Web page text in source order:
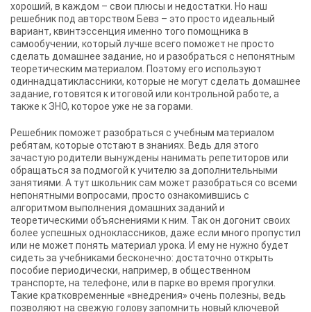
хороший, в каждом – свои плюсы и недостатки. Но наш
решебник под авторством Бевз – это просто идеальный
вариант, квинтэссенция именно того помощника в
самообучении, который лучше всего поможет не просто
сделать домашнее задание, но и разобраться с непонятным
теоретическим материалом. Поэтому его используют
одиннадцатиклассники, которые не могут сделать домашнее
задание, готовятся к итоговой или контрольной работе, а
также к ЗНО, которое уже не за горами.
Решебник поможет разобраться с учебным материалом
ребятам, которые отстают в знаниях. Ведь для этого
зачастую родители вынуждены нанимать репетиторов или
обращаться за подмогой к учителю за дополнительными
занятиями. А тут школьник сам может разобраться со всеми
непонятными вопросами, просто ознакомившись с
алгоритмом выполнения домашних заданий и
теоретическими объяснениями к ним. Так он догонит своих
более успешных одноклассников, даже если много пропустил
или не может понять материал урока. И ему не нужно будет
сидеть за учебниками бесконечно: достаточно открыть
пособие периодически, например, в общественном
транспорте, на телефоне, или в парке во время прогулки.
Такие кратковременные «внедрения» очень полезны, ведь
позволяют на свежую голову запомнить новый ключевой